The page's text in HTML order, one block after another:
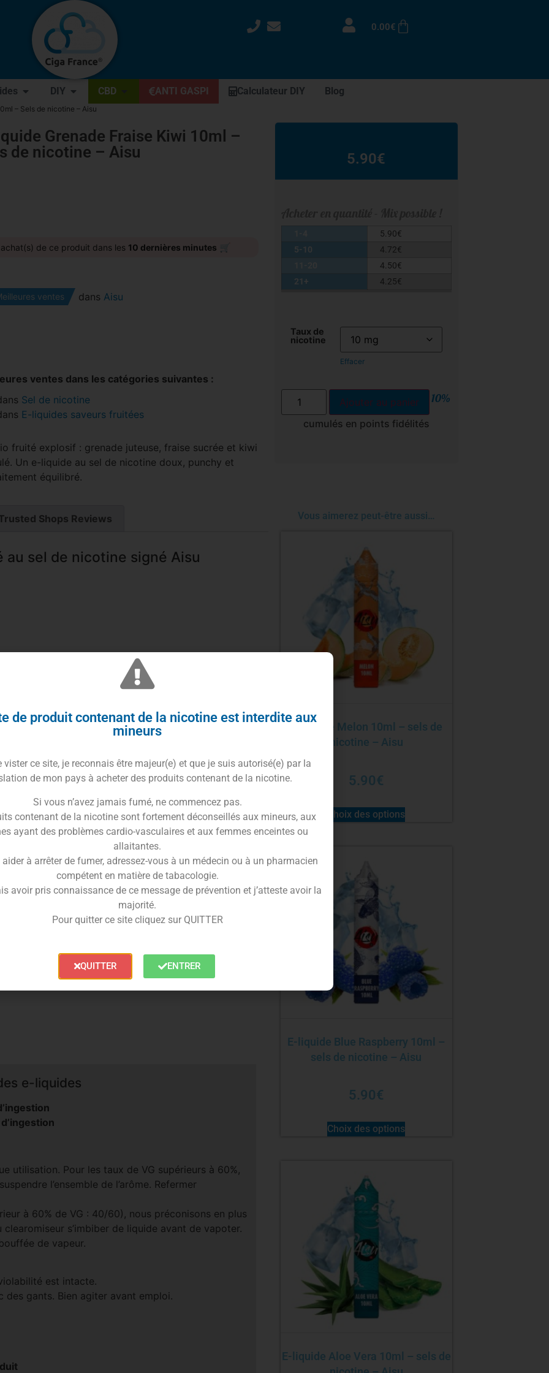
0.00€
DIY CBD ANTI GASPI Calculateur DIY Blog
– Sels de nicotine – Aisu
Grenade Fraise Kiwi 10ml –
de nicotine – Aisu
achat(s) de ce produit dans les 10 dernières minutes 🛒
ventes dans Aisu
ventes dans les catégories suivantes :
Sel de nicotine
E-liquides saveurs fruitées
fruité explosif : grenade juteuse, fraise sucrée et kiwi
Un e-liquide au sel de nicotine doux, punchy et
équilibré.
5.90€
5.90€
5-10
4.72€
4.50€
21+
4.25€
Taux de
nicotine
Effacer
Ajouter au panier 10%
cumulés en points fidélités
Shops Reviews
au sel de nicotine signé Aisu
par Zap Juice est une pépite fruitée à la croisée
mélange explosif associe la grenade juteuse, la
pour une vape riche, équilibrée et pleine de
trio fonctionne à merveille : la grenade apporte du
avec une touche de pep’s. Résultat ? Une
une belle intensité aromatique.
en gorge très doux, même en 20mg. Il permet une
fumeurs ou ceux qui vapotent sur pod ou en
démarque par sa finesse et sa capacité à équilibrer
ml de nicotine
, prêt à vaper, avec un ratio
et dynamique s’impose comme un incontournable
e-liquides
utilisation. Pour les taux de VG supérieurs à 60%,
l’ensemble de l’arôme. Refermer
à 60% de VG : 40/60), nous préconisons en plus
s’imbiber de liquide avant de vapoter.
de vapeur.
est intacte.
des gants. Bien agiter avant emploi.
Vous aimerez peut-être aussi…
E-liquide Melon 10ml – sels de
nicotine – Aisu
5.90€
Choix des options
E-liquide Blue Raspberry 10ml –
sels de nicotine – Aisu
5.90€
Choix des options
E-liquide Aloe Vera 10ml – sels de
de produit contenant de la nicotine est interdite aux
mineurs
vister ce site, je reconnais être majeur(e) et que je suis autorisé(e) par la
de mon pays à acheter des produits contenant de la nicotine.
Si vous n’avez jamais fumé, ne commencez pas.
contenant de la nicotine sont fortement déconseillés aux mineurs, aux
ayant des problèmes cardio-vasculaires et aux femmes enceintes ou
allaitantes.
à arrêter de fumer, adressez-vous à un médecin ou à un pharmacien
compétent en matière de tabacologie.
avoir pris connaissance de ce message de prévention et j’atteste avoir la
majorité.
Pour quitter ce site cliquez sur QUITTER
QUITTER ENTRER